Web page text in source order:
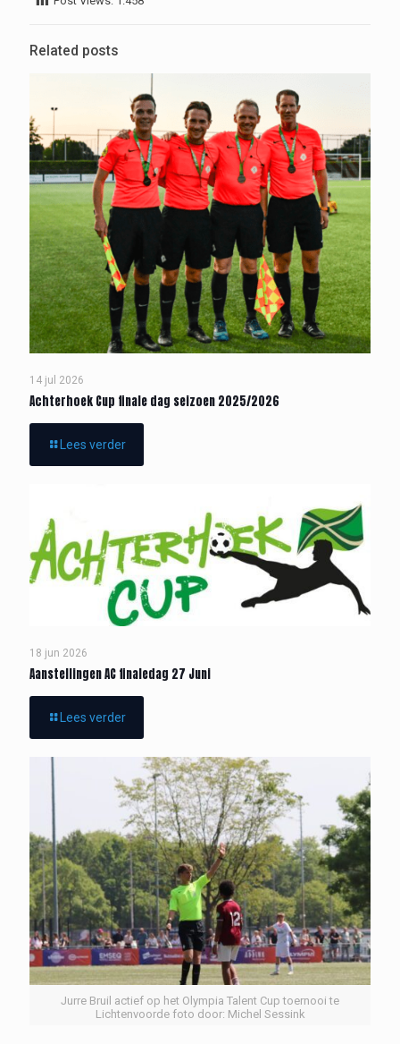
Related posts
14 jul 2026
Achterhoek Cup finale dag seizoen 2025/2026
Lees verder
18 jun 2026
Aanstellingen AC finaledag 27 Juni
Lees verder
Jurre Bruil actief op het Olympia Talent Cup toernooi te
Lichtenvoorde foto door: Michel Sessink